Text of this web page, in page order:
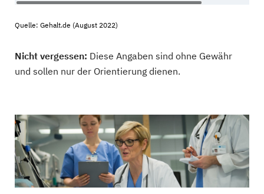
Quelle: Gehalt.de (August 2022)
Nicht vergessen: Diese Angaben sind ohne Gewähr
und sollen nur der Orientierung dienen.